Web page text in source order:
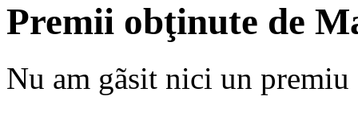
Premii obţinute de
Nu am gãsit nici un premiu